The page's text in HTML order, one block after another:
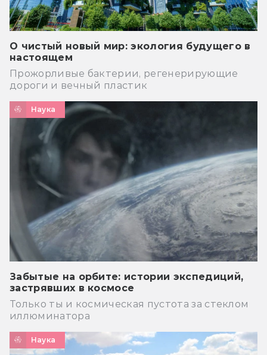
О чистый новый мир: экология будущего в
настоящем
Прожорливые бактерии, регенерирующие
дороги и вечный пластик
Наука
Забытые на орбите: истории экспедиций,
застрявших в космосе
Только ты и космическая пустота за стеклом
иллюминатора
Наука